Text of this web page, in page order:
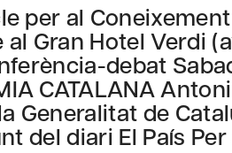
per al
Gran Hotel Verdi
debat
CATALANA
Generalitat de
del diari El País